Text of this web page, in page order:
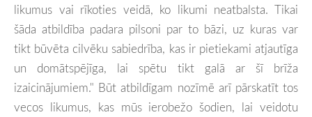
likumus vai rīkoties veidā, ko likumi neatbalsta. Tikai
šāda atbildība padara pilsoni par to bāzi, uz kuras var
tikt būvēta cilvēku sabiedrība, kas ir pietiekami atjautīga
un domātspējīga, lai spētu tikt galā ar šī brīža
izaicinājumiem." Būt atbildīgam nozīmē arī pārskatīt tos
vecos likumus, kas mūs ierobežo šodien, lai veidotu